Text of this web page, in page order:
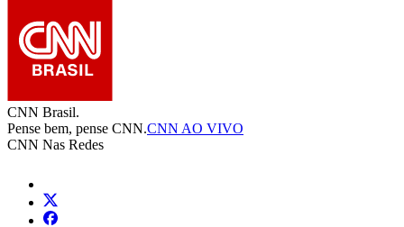
CNN Brasil.
Pense bem, pense CNN.CNN AO VIVO
CNN Nas Redes